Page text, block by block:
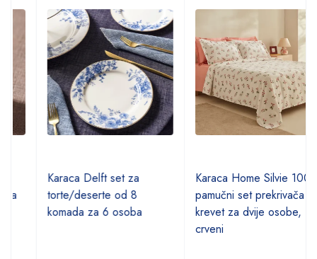
Karaca Delft set za
torte/deserte od 8
komada za 6 osoba
Karaca Home Silvie 100%
pamučni set prekrivača za
krevet za dvije osobe,
crveni